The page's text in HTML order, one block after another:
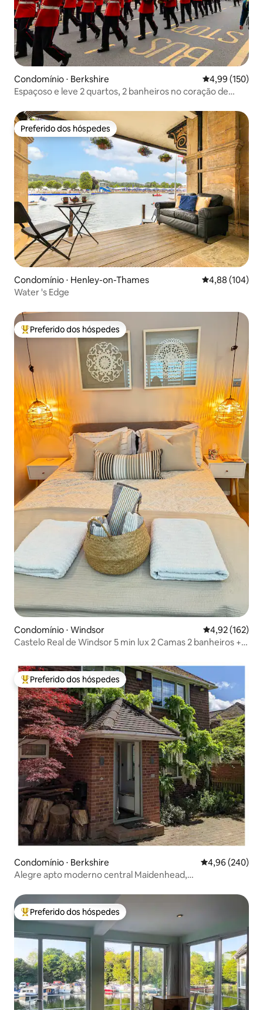
Condomínio ⋅ Berkshire 4,99 de uma
4,99 (150)
Espaçoso e leve 2 quartos, 2 banheiros no coração de
Preferido dos hóspedes
Preferido dos hóspedes
Condomínio ⋅ Henley-on-Thames 4,88 de uma
4,88 (104)
Water 's Edge
Entre os melhores preferidos dos hóspedes
Preferido dos hóspedes
Condomínio ⋅ Windsor 4,92 de uma
4,92 (162)
Castelo Real de Windsor 5 min lux 2 Camas 2 banheiros +
Entre os melhores preferidos dos hóspedes
Preferido dos hóspedes
Condomínio ⋅ Berkshire 4,96 de uma
4,96 (240)
Alegre apto moderno central Maidenhead,
Entre os melhores preferidos dos hóspedes
Preferido dos hóspedes